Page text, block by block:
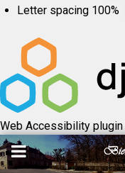
Letter spacing 100%
Web Accessibility plugin